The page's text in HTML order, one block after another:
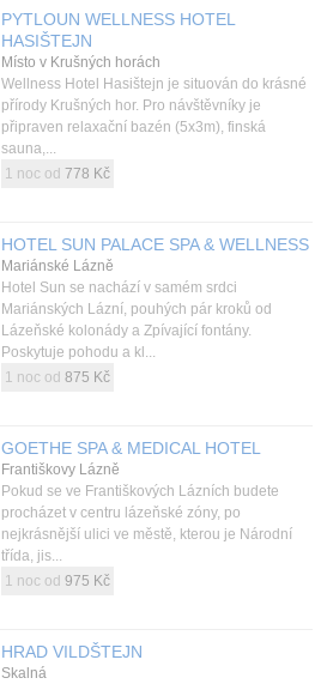
PYTLOUN WELLNESS HOTEL
HASIŠTEJN
Místo v Krušných horách
Wellness Hotel Hasištejn je situován do krásné
přírody Krušných hor. Pro návštěvníky je
připraven relaxační bazén (5x3m), finská
sauna,...
1 noc od 778 Kč
HOTEL SUN PALACE SPA & WELLNESS
Mariánské Lázně
Hotel Sun se nachází v samém srdci
Mariánských Lázní, pouhých pár kroků od
Lázeňské kolonády a Zpívající fontány.
Poskytuje pohodu a kl...
1 noc od 875 Kč
GOETHE SPA & MEDICAL HOTEL
Františkovy Lázně
Pokud se ve Františkových Lázních budete
procházet v centru lázeňské zóny, po
nejkrásnější ulici ve městě, kterou je Národní
třída, jis...
1 noc od 975 Kč
HRAD VILDŠTEJN
Skalná